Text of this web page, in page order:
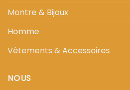
Montre & Bijoux
Homme
Vêtements & Accessoires
NOUS